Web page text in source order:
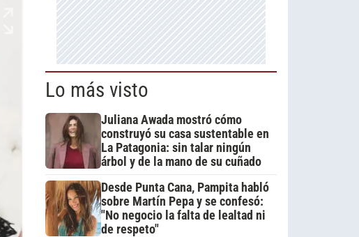
Lo más visto
Juliana Awada mostró cómo
construyó su casa sustentable en
La Patagonia: sin talar ningún
árbol y de la mano de su cuñado
Desde Punta Cana, Pampita habló
sobre Martín Pepa y se confesó:
"No negocio la falta de lealtad ni
de respeto"